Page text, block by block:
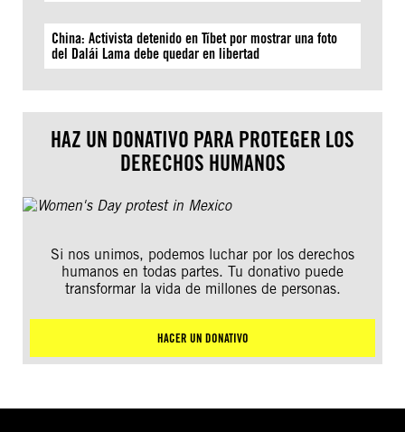
China: Activista detenido en Tíbet por mostrar una foto
del Dalái Lama debe quedar en libertad
HAZ UN DONATIVO PARA PROTEGER LOS
DERECHOS HUMANOS
Si nos unimos, podemos luchar por los derechos
humanos en todas partes. Tu donativo puede
transformar la vida de millones de personas.
HACER UN DONATIVO